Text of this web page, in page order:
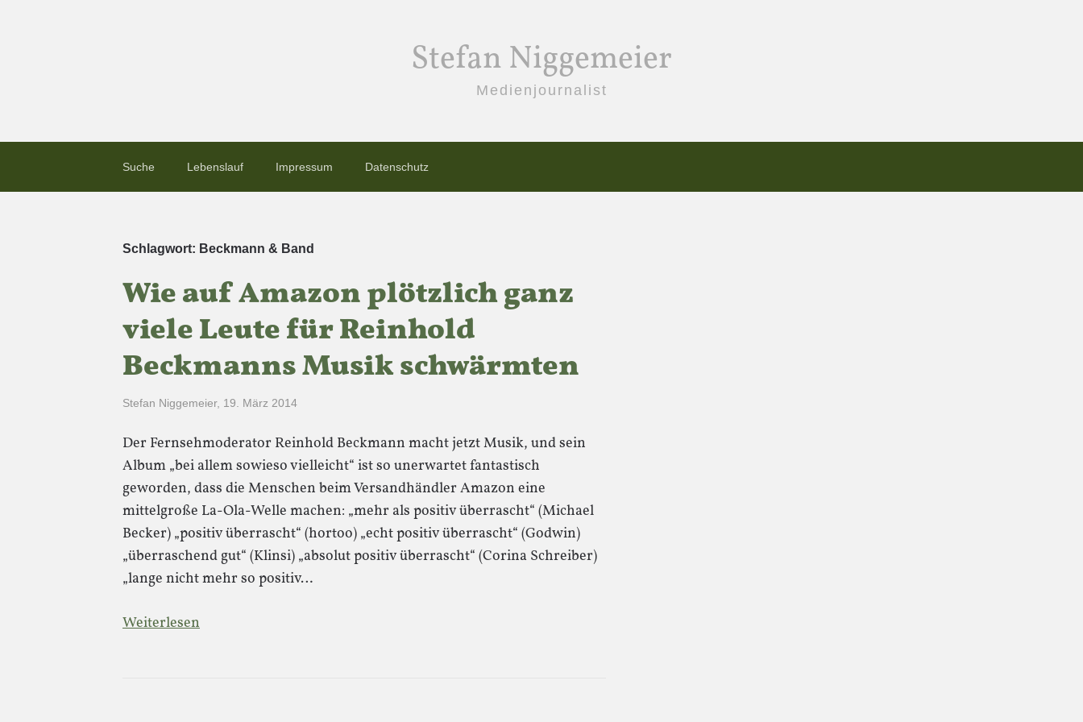
Stefan Niggemeier
Medienjournalist
Suche Lebenslauf Impressum Datenschutz
Schlagwort: Beckmann & Band
Wie auf Amazon plötzlich ganz
viele Leute für Reinhold
Beckmanns Musik schwärmten
Stefan Niggemeier, 19. März 2014
Der Fernsehmoderator Reinhold Beckmann macht jetzt Musik, und sein
Album „bei allem sowieso vielleicht“ ist so unerwartet fantastisch
geworden, dass die Menschen beim Versandhändler Amazon eine
mittelgroße La-Ola-Welle machen: „mehr als positiv überrascht“ (Michael
Becker) „positiv überrascht“ (hortoo) „echt positiv überrascht“ (Godwin)
„überraschend gut“ (Klinsi) „absolut positiv überrascht“ (Corina Schreiber)
„lange nicht mehr so positiv…
Weiterlesen